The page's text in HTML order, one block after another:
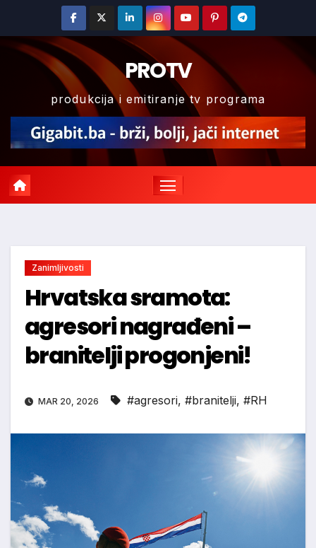
content
PROTV
produkcija i emitiranje tv programa
Zanimljivosti
Hrvatska sramota:
agresori nagrađeni –
branitelji progonjeni!
MAR 20, 2026 #agresori, #branitelji, #RH